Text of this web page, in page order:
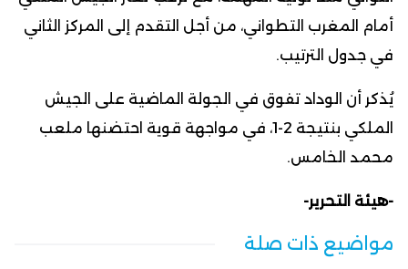
أمام المغرب التطواني، من أجل التقدم إلى المركز الثاني
في جدول الترتيب.
يُذكر أن الوداد تفوق في الجولة الماضية على الجيش
الملكي بنتيجة 2-1، في مواجهة قوية احتضنها ملعب
محمد الخامس.
-هيئة التحرير-
مواضيع ذات صلة